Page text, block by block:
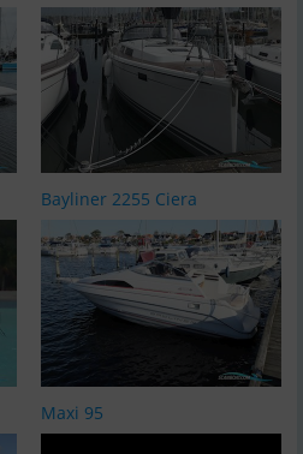
Bayliner 2255 Ciera
Maxi 95